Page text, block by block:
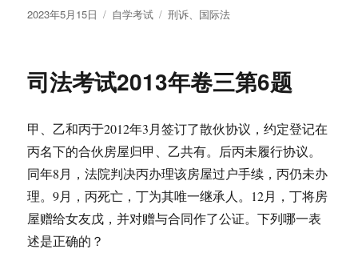
发
2023年5月15日
分
自学考试
标
刑诉、 国际法
司法考试2013年卷三第6题
甲、乙和丙于2012年3月签订了散伙协议，约定登记在
丙名下的合伙房屋归甲、乙共有。后丙未履行协议。
同年8月，法院判决丙办理该房屋过户手续，丙仍未办
理。9月，丙死亡，丁为其唯一继承人。12月，丁将房
屋赠给女友戊，并对赠与合同作了公证。下列哪一表
述是正确的？